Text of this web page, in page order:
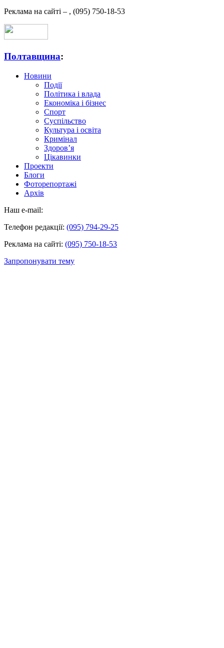
Реклама на сайті – , (095) 750-18-53
Полтавщина:
Новини
Події
Політика і влада
Економіка і бізнес
Спорт
Суспільство
Культура і освіта
Кримінал
Здоров’я
Цікавинки
Проекти
Блоги
Фоторепортажі
Архів
Наш e-mail:
Телефон редакції: (095) 794-29-25
Реклама на сайті: (095) 750-18-53
Запропонувати тему